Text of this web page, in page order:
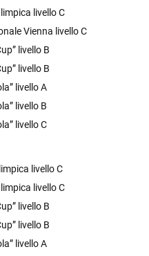
livello C
Vienna livello C
livello B
livello B
livello A
livello B
livello C
livello C
livello C
livello B
livello B
livello A